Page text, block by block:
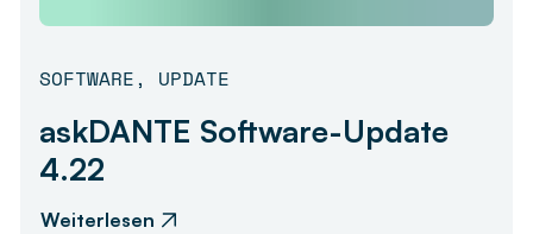
SOFTWARE, UPDATE
askDANTE Software-Update
4.22
Weiterlesen